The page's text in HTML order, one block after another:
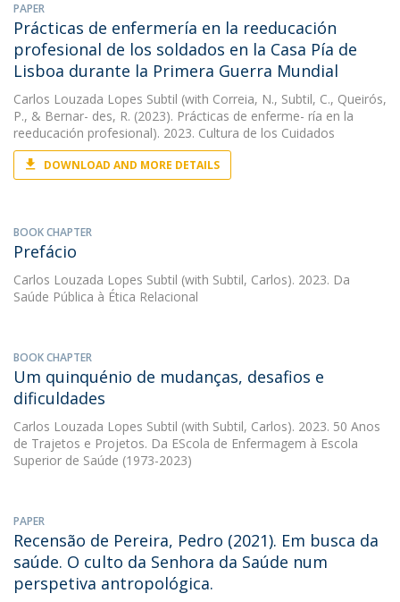
PAPER
Prácticas de enfermería en la reeducación
profesional de los soldados en la Casa Pía de
Lisboa durante la Primera Guerra Mundial
Carlos Louzada Lopes Subtil (with Correia, N., Subtil, C., Queirós,
P., & Bernar- des, R. (2023). Prácticas de enferme- ría en la
reeducación profesional). 2023. Cultura de los Cuidados
DOWNLOAD AND MORE DETAILS
BOOK CHAPTER
Prefácio
Carlos Louzada Lopes Subtil (with Subtil, Carlos). 2023. Da
Saúde Pública à Ética Relacional
BOOK CHAPTER
Um quinquénio de mudanças, desafios e
dificuldades
Carlos Louzada Lopes Subtil (with Subtil, Carlos). 2023. 50 Anos
de Trajetos e Projetos. Da EScola de Enfermagem à Escola
Superior de Saúde (1973-2023)
PAPER
Recensão de Pereira, Pedro (2021). Em busca da
saúde. O culto da Senhora da Saúde num
perspetiva antropológica.